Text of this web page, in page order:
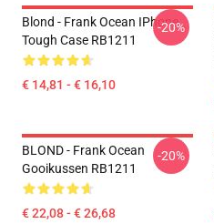
Blond - Frank Ocean IPhone
Tough Case RB1211
€ 14,81 - € 16,10
-20%
BLOND - Frank Ocean
Gooikussen RB1211
€ 22,08 - € 26,68
-20%